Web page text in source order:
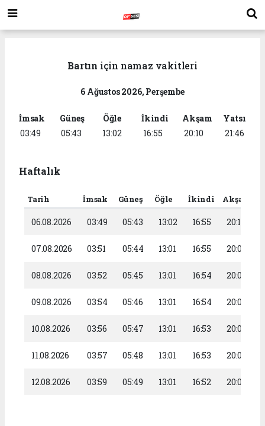
Bartın için namaz vakitleri
6 Ağustos 2026, Perşembe
İmsak
03:49
Güneş
05:43
Öğle
13:02
İkindi
16:55
Akşam
20:10
Yatsı
21:46
Haftalık
Tarih İmsak Güneş Öğle İkindi Akşam
06.08.2026 03:49 05:43 13:02 16:55 20:10
07.08.2026 03:51 05:44 13:01 16:55 20:08
08.08.2026 03:52 05:45 13:01 16:54 20:07
09.08.2026 03:54 05:46 13:01 16:54 20:06
10.08.2026 03:56 05:47 13:01 16:53 20:05
11.08.2026 03:57 05:48 13:01 16:53 20:03
12.08.2026 03:59 05:49 13:01 16:52 20:02